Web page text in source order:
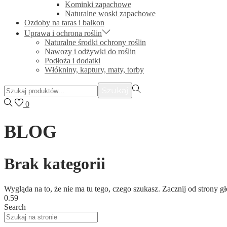
Kominki zapachowe
Naturalne woski zapachowe
Ozdoby na taras i balkon
Uprawa i ochrona roślin
Naturalne środki ochrony roślin
Nawozy i odżywki do roślin
Podłoża i dodatki
Włókniny, kaptury, maty, torby
Szukać:>
0
BLOG
Brak kategorii
Wygląda na to, że nie ma tu tego, czego szukasz. Zacznij od strony
Search